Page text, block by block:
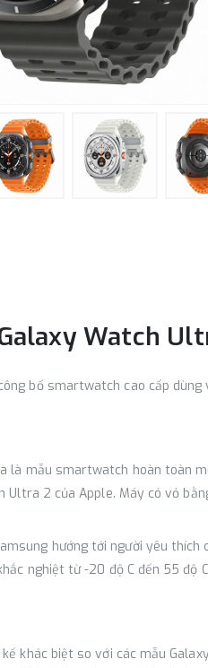
Watch
bố smartwatch cao cấp
là mẫu smartwatch hoàn toàn
Ultra 2 của Apple. Máy có vỏ
hướng tới người yêu thích
nghiệt từ -20 độ C đến 55 độ
khác biệt so với các mẫu